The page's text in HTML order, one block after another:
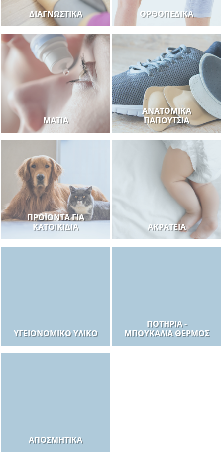
ΔΙΑΓΝΩΣΤΙΚΆ ΟΡΘΟΠΕΔΙΚΆ
ΜΆΤΙΑ
ΑΝΑΤΟΜΙΚΆ
ΠΑΠΟΎΤΣΙΑ
ΠΡΟΪΌΝΤΑ ΓΙΑ
ΚΑΤΟΙΚΊΔΙΑ
ΑΚΡΆΤΕΙΑ
ΥΓΕΙΟΝΟΜΙΚΌ ΥΛΙΚΌ
ΠΟΤΉΡΙΑ -
ΜΠΟΥΚΆΛΙΑ ΘΕΡΜΌΣ
ΑΠΟΣΜΗΤΙΚΆ